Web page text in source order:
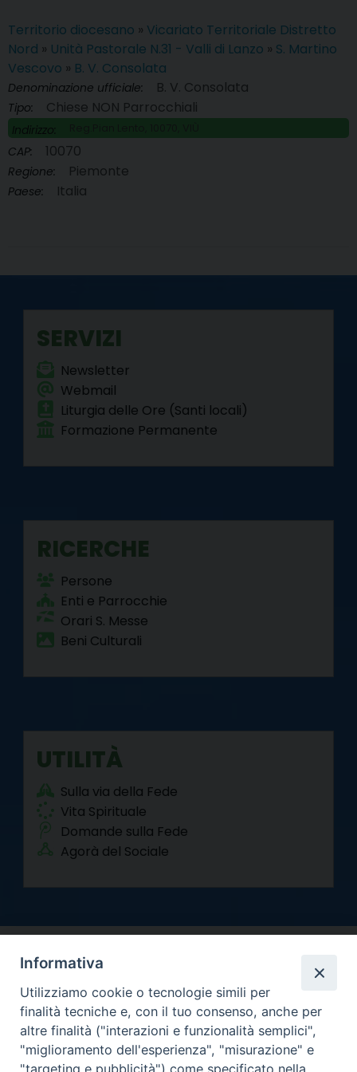
Territorio diocesano » Vicariato Territoriale Distretto
Nord » Unità Pastorale N.31 - Valli di Lanzo » S. Martino
Vescovo » B. V. Consolata
Denominazione ufficiale: B. V. Consolata
Tipo: Chiese NON Parrocchiali
Indirizzo:
CAP: 10070
Regione: Piemonte
Paese: Italia
SERVIZI
Newsletter
Webmail
Liturgia delle Ore (Santi locali)
Formazione Permanente
RICERCHE
Persone
Enti e Parrocchie
Orari S. Messe
Beni Culturali
UTILITÀ
Sulla via della Fede
Vita Spirituale
Domande sulla Fede
Agorà del Sociale
Arcidiocesi di Torino
Curia metropolitana
Informativa
Utilizziamo cookie o tecnologie simili per
finalità tecniche e, con il tuo consenso, anche per
altre finalità ("interazioni e funzionalità semplici",
"miglioramento dell'esperienza", "misurazione" e